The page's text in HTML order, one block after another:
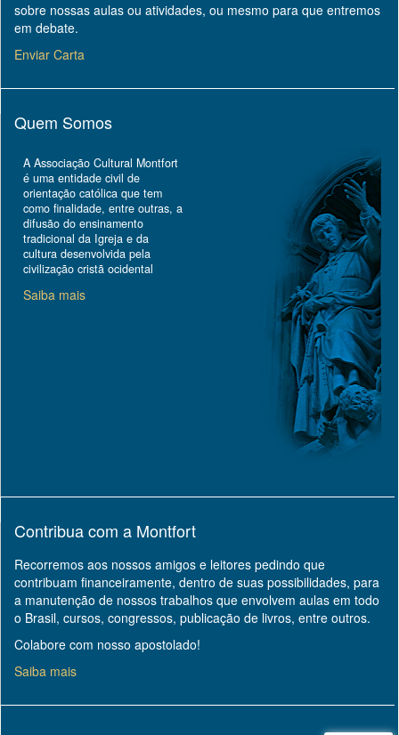
sobre nossas aulas ou atividades, ou mesmo para que entremos
em debate.
Enviar Carta
Quem Somos
A Associação Cultural Montfort
é uma entidade civil de
orientação católica que tem
como finalidade, entre outras, a
difusão do ensinamento
tradicional da Igreja e da
cultura desenvolvida pela
civilização cristã ocidental
Saiba mais
Contribua com a Montfort
Recorremos aos nossos amigos e leitores pedindo que
contribuam financeiramente, dentro de suas possibilidades, para
a manutenção de nossos trabalhos que envolvem aulas em todo
o Brasil, cursos, congressos, publicação de livros, entre outros.
Colabore com nosso apostolado!
Saiba mais